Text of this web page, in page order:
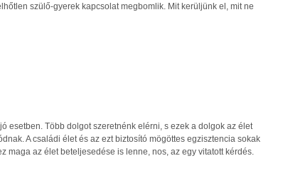
szülő-gyerek kapcsolat megbomlik. Mit kerüljünk el, mit ne
esetben. Több dolgot szeretnénk elérni, s ezek a dolgok az élet
A családi élet és az ezt biztosító mögöttes egzisztencia sokak
maga az élet beteljesedése is lenne, nos, az egy vitatott kérdés.